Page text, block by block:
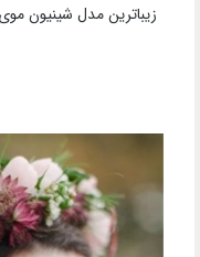
زیباترین مدل شینیون